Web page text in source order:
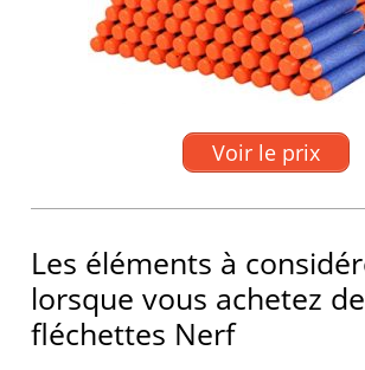
Voir le prix
Les éléments à
lorsque vous achetez
fléchettes Nerf